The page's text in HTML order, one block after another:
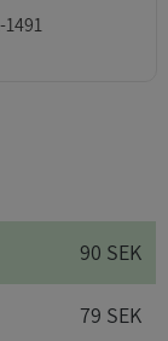
90 SEK
79 SEK